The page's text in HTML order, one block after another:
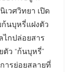
เวศวิทยา เปิด
นบุหรี่แฝงตัว
กปล่อยสาร
ว “ก้นบุหรี่”
รย่อยสลายที่